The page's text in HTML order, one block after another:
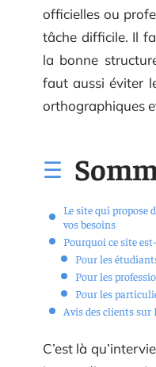
officielles ou
tâche difficile. Il
la bonne
faut aussi éviter
orthographiques
Le site qui propose
vos besoins
Pourquoi ce site
Pour les
Pour les
Pour les
Avis des clients sur
C’est là